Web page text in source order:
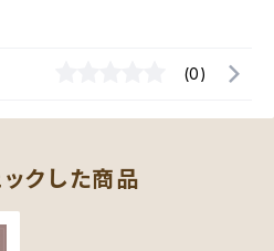
(0)
クした商品